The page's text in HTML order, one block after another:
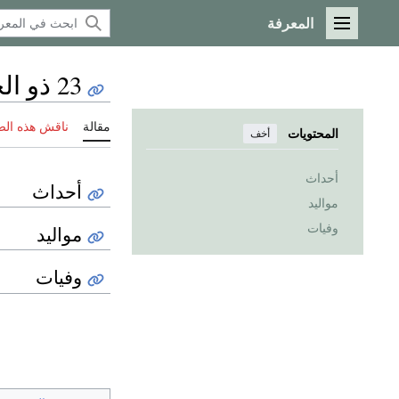
القائمة الرئيسية
المعرفة
المحتويات أخف
أحداث
مواليد
وفيات
23 ذو الحجة
مقالة ناقش هذه
أحداث
مواليد
وفيات